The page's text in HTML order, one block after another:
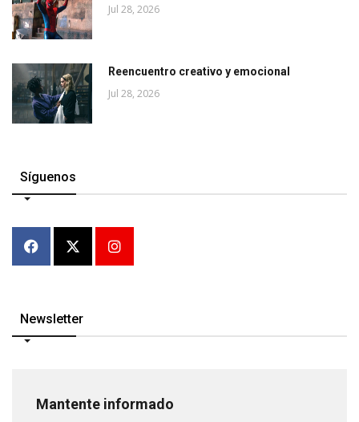
Jul 28, 2026
Reencuentro creativo y emocional
Jul 28, 2026
Síguenos
Newsletter
Mantente informado